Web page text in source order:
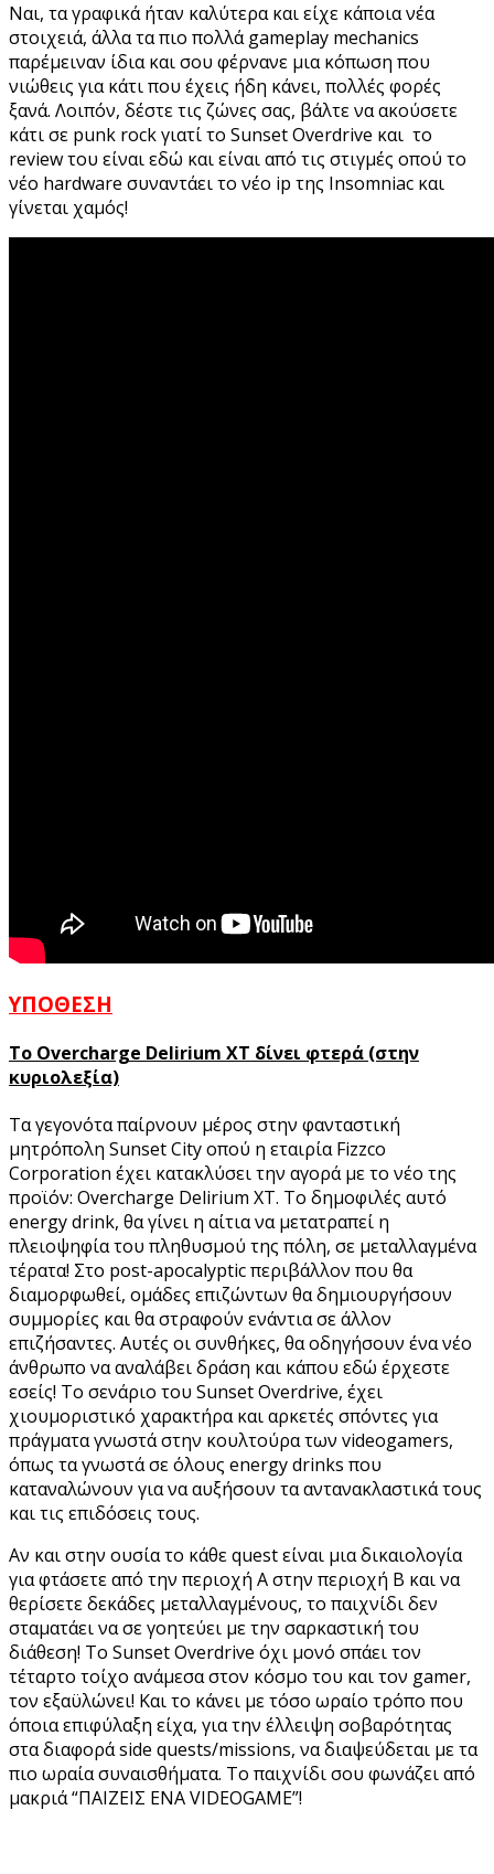
Ναι, τα γραφικά ήταν καλύτερα και είχε κάποια νέα
στοιχειά, άλλα τα πιο πολλά gameplay mechanics
παρέμειναν ίδια και σου φέρνανε μια κόπωση που
νιώθεις για κάτι που έχεις ήδη κάνει, πολλές φορές
ξανά. Λοιπόν, δέστε τις ζώνες σας, βάλτε να ακούσετε
κάτι σε punk rock γιατί το Sunset Overdrive και το
review του είναι εδώ και είναι από τις στιγμές οπού το
νέο hardware συναντάει το νέο ip της Insomniac και
γίνεται χαμός!
ΥΠΟΘΕΣΗ
Το Overcharge Delirium XT δίνει φτερά (στην
κυριολεξία)
Τα γεγονότα παίρνουν μέρος στην φανταστική
μητρόπολη Sunset City οπού η εταιρία Fizzco
Corporation έχει κατακλύσει την αγορά με το νέο της
προϊόν: Overcharge Delirium XT. Το δημοφιλές αυτό
energy drink, θα γίνει η αίτια να μετατραπεί η
πλειοψηφία του πληθυσμού της πόλη, σε μεταλλαγμένα
τέρατα! Στο post-apocalyptic περιβάλλον που θα
διαμορφωθεί, ομάδες επιζώντων θα δημιουργήσουν
συμμορίες και θα στραφούν ενάντια σε άλλον
επιζήσαντες. Αυτές οι συνθήκες, θα οδηγήσουν ένα νέο
άνθρωπο να αναλάβει δράση και κάπου εδώ έρχεστε
εσείς! Το σενάριο του Sunset Overdrive, έχει
χιουμοριστικό χαρακτήρα και αρκετές σπόντες για
πράγματα γνωστά στην κουλτούρα των videogamers,
όπως τα γνωστά σε όλους energy drinks που
καταναλώνουν για να αυξήσουν τα αντανακλαστικά τους
και τις επιδόσεις τους.
Αν και στην ουσία το κάθε quest είναι μια δικαιολογία
για φτάσετε από την περιοχή Α στην περιοχή Β και να
θερίσετε δεκάδες μεταλλαγμένους, το παιχνίδι δεν
σταματάει να σε γοητεύει με την σαρκαστική του
διάθεση! Το Sunset Overdrive όχι μονό σπάει τον
τέταρτο τοίχο ανάμεσα στον κόσμο του και τον gamer,
τον εξαϋλώνει! Και το κάνει με τόσο ωραίο τρόπο που
όποια επιφύλαξη είχα, για την έλλειψη σοβαρότητας
στα διαφορά side quests/missions, να διαψεύδεται με τα
πιο ωραία συναισθήματα. Το παιχνίδι σου φωνάζει από
μακριά “ΠΑΙΖΕΙΣ ΕΝΑ VIDEOGAME”!